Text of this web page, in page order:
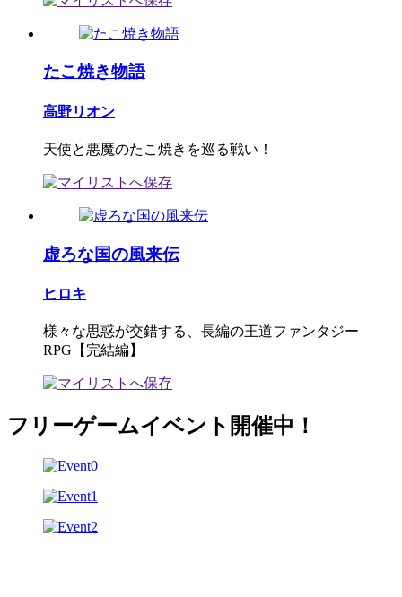
たこ焼き物語
高野リオン
天使と悪魔のたこ焼きを巡る戦い！
虚ろな国の風来伝
ヒロキ
様々な思惑が交錯する、長編の王道ファンタジー
RPG【完結編】
フリーゲームイベント開催中！